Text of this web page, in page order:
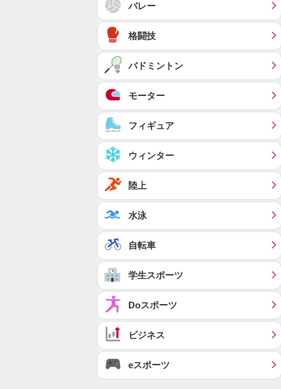
バレー
格闘技
バドミントン
モーター
フィギュア
ウィンター
陸上
水泳
自転車
学生スポーツ
Doスポーツ
ビジネス
eスポーツ